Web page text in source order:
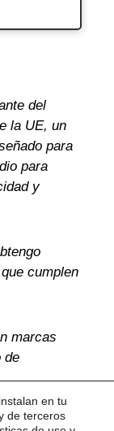
del
la UE, un
para
para
y
cumplen
marcas
de
en tu
de terceros